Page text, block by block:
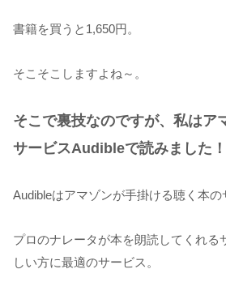
書籍を買うと1,650円。
そこそこしますよね～。
そこで裏技なのですが、私はア
サービスAudibleで読みました！
Audibleはアマゾンが手掛ける聴く本の
プロのナレータが本を朗読してくれる
しい方に最適のサービス。